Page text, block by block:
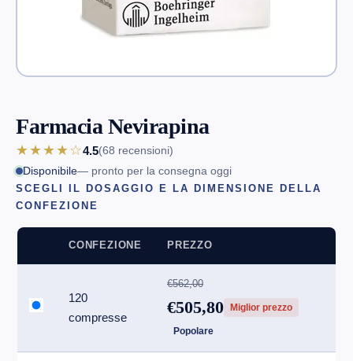
Farmacia Nevirapina
★★★★☆4.5(68 recensioni)
Disponibile— pronto per la consegna oggi
SCEGLI IL DOSAGGIO E LA DIMENSIONE DELLA
CONFEZIONE
CONFEZIONE PREZZO
120
compresse
€562,00
€505,80 Miglior prezzo
Popolare